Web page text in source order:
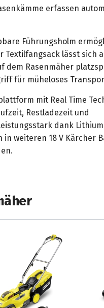
erfassen
Führungsholm
Textilfangsack lässt sich
dem Rasenmäher
für müheloses
mit Real Time
Restladezeit und
dank
in weiteren 18 V Kärcher